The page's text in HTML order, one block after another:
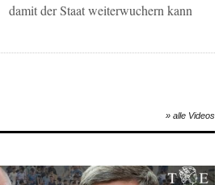
damit der Staat weiterwuchern kann
» alle Videos